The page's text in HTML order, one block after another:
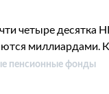
четыре десятка
миллиардами.
Объясняем.
пенсионные фонды